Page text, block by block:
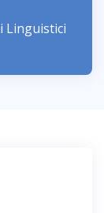
Linguistici